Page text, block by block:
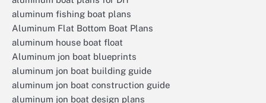
aluminum fishing boat plans
Aluminum Flat Bottom Boat Plans
aluminum house boat float
Aluminum jon boat blueprints
aluminum jon boat building guide
aluminum jon boat construction guide
aluminum jon boat design plans